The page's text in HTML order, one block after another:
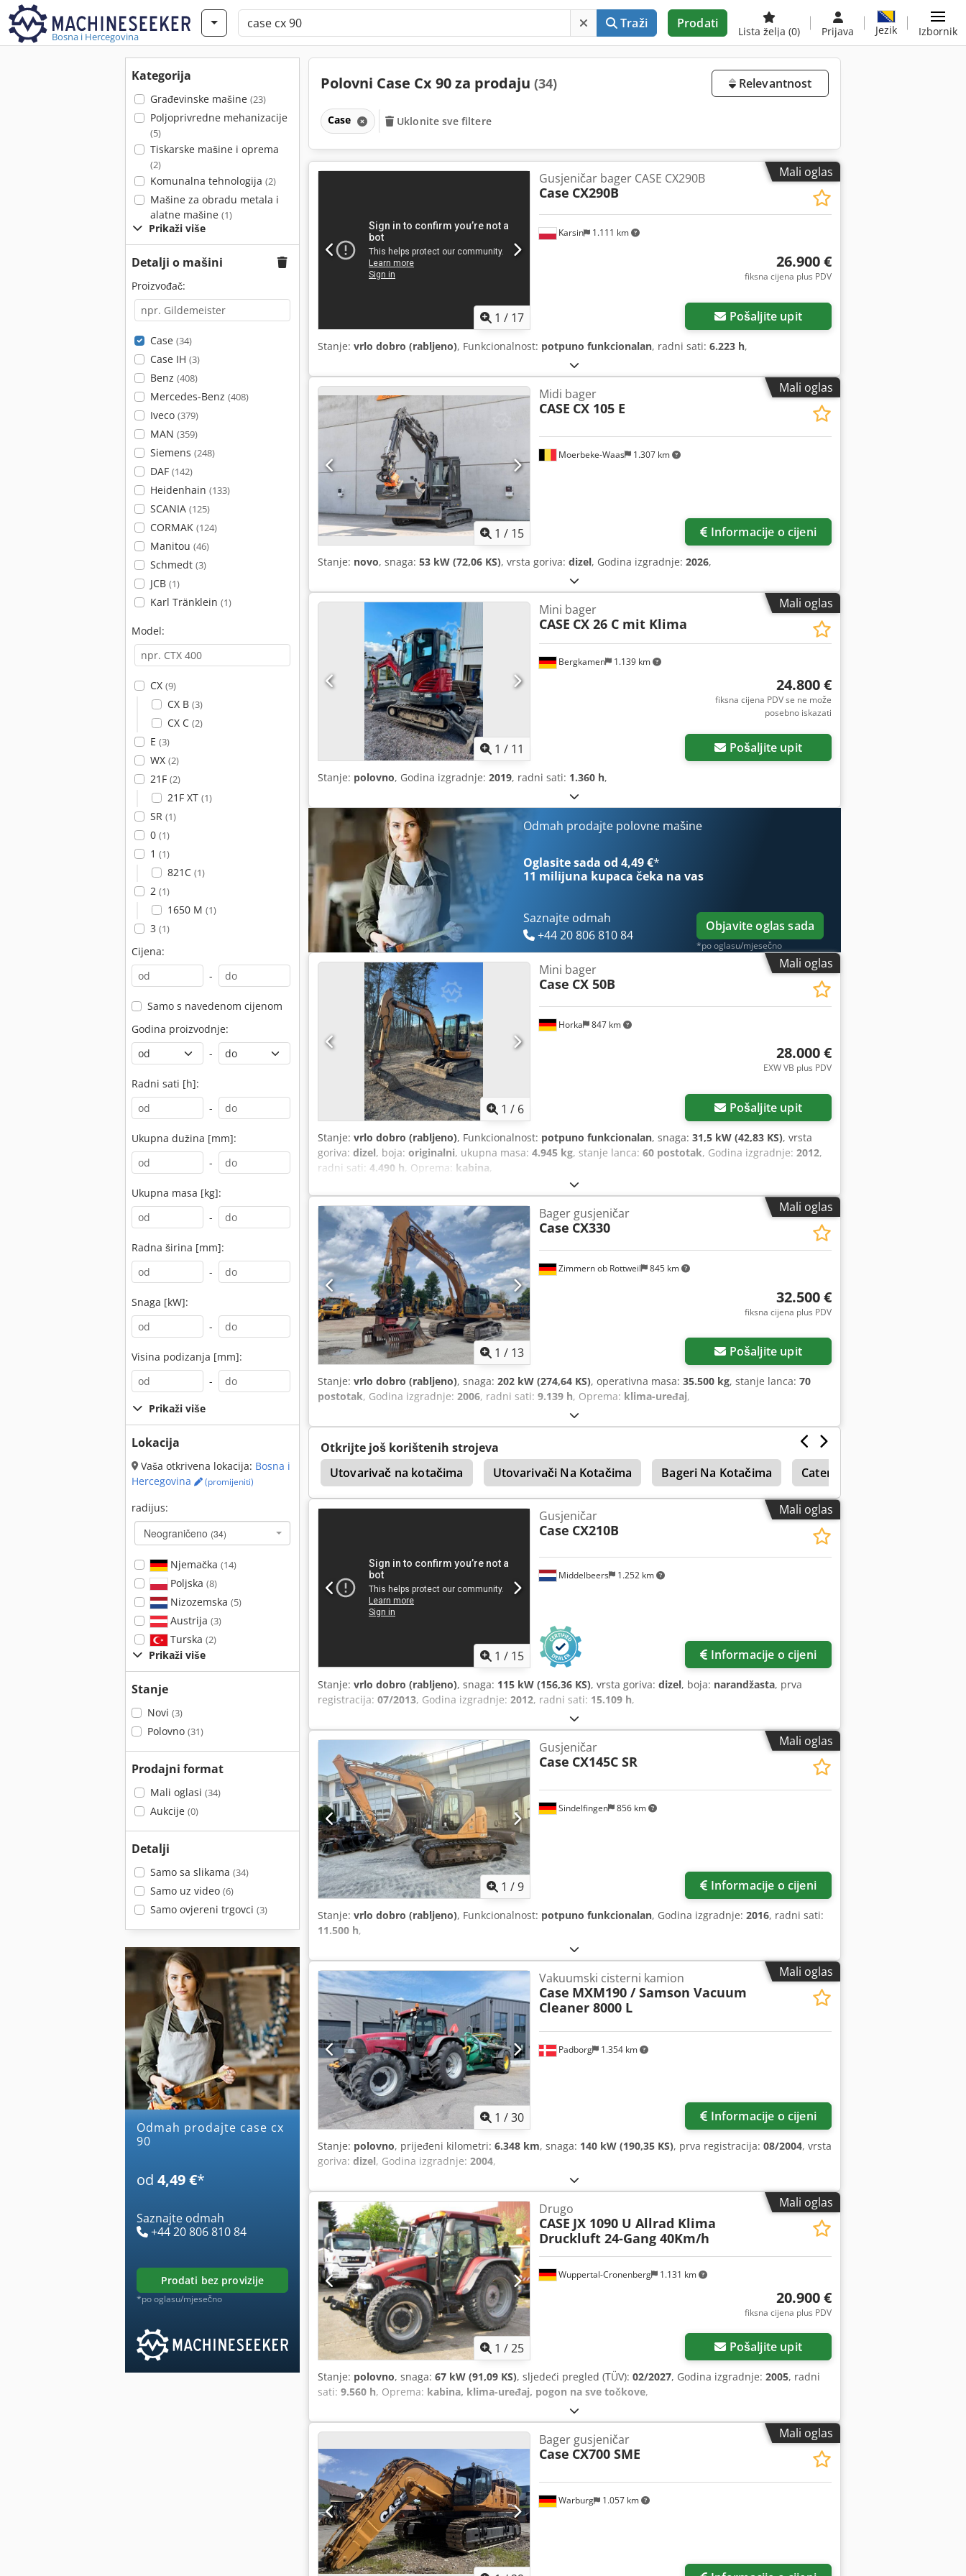
Bosna i Hercegovina
Traži Prodati
Lista želja (0) Prijava Jezik Izbornik
Kategorija
Građevinske mašine (23)
Poljoprivredne mehanizacije
(5)
Tiskarske mašine i oprema
(2)
Komunalna tehnologija (2)
Mašine za obradu metala i
alatne mašine (1)
Prikaži više
Detalji o mašini
Proizvođač:
Case (34)
Case IH (3)
Benz (408)
Mercedes-Benz (408)
Iveco (379)
MAN (359)
Siemens (248)
DAF (142)
Heidenhain (133)
SCANIA (125)
CORMAK (124)
Manitou (46)
Schmedt (3)
JCB (1)
Karl Tränklein (1)
Model:
CX (9)
CX B (3)
CX C (2)
E (3)
WX (2)
21F (2)
21F XT (1)
SR (1)
0 (1)
1 (1)
821C (1)
2 (1)
1650 M (1)
3 (1)
Cijena:
-
Samo s navedenom cijenom
Godina proizvodnje:
-
Radni sati [h]:
-
Ukupna dužina [mm]:
-
Ukupna masa [kg]:
-
Radna širina [mm]:
-
Snaga [kW]:
-
Visina podizanja [mm]:
-
Prikaži više
Lokacija
Vaša otkrivena lokacija: Bosna i
Hercegovina
(promijeniti)
radijus:
Neograničeno (34)
Njemačka (14)
Poljska (8)
Nizozemska (5)
Austrija (3)
Turska (2)
Prikaži više
Stanje
Novi (3)
Polovno (31)
Prodajni format
Mali oglasi (34)
Aukcije (0)
Detalji
Samo sa slikama (34)
Samo uz video (6)
Samo ovjereni trgovci (3)
Odmah prodajte case cx
90
od 4,49 €*
Saznajte odmah
+44 20 806 810 84
prodati bez provizije
*po oglasu/mjesečno
Polovni Case Cx 90 za prodaju (34) Relevantnost
Case Uklonite sve filtere
Mali oglas
1 / 17
Karsin 1.111 km
Gusjeničar bager CASE CX290B
Case CX290B
26.900 €
fiksna cijena plus PDV
Pošaljite upit
Stanje: vrlo dobro (rabljeno), Funkcionalnost: potpuno funkcionalan, radni sati: 6.223 h,
Mali oglas
1 / 15
Moerbeke-Waas 1.307 km
Midi bager
CASE CX 105 E
Informacije o cijeni
Stanje: novo, snaga: 53 kW (72,06 KS), vrsta goriva: dizel, Godina izgradnje: 2026,
Mali oglas
1 / 11
Bergkamen 1.139 km
Mini bager
CASE CX 26 C mit Klima
24.800 €
fiksna cijena PDV se ne može
posebno iskazati
Pošaljite upit
Stanje: polovno, Godina izgradnje: 2019, radni sati: 1.360 h,
Odmah prodajte polovne mašine
Oglasite sada od 4,49 €*
11 milijuna kupaca čeka na vas
Saznajte odmah
+44 20 806 810 84
Objavite oglas sada
*po oglasu/mjesečno
Mali oglas
1 / 6
Horka 847 km
Mini bager
Case CX 50B
28.000 €
EXW VB plus PDV
Pošaljite upit
Stanje: vrlo dobro (rabljeno), Funkcionalnost: potpuno funkcionalan, snaga: 31,5 kW (42,83 KS), vrsta
goriva: dizel, boja: originalni, ukupna masa: 4.945 kg, stanje lanca: 60 postotak, Godina izgradnje: 2012,
radni sati: 4.490 h, Oprema: kabina,
Mali oglas
1 / 13
Zimmern ob Rottweil 845 km
Bager gusjeničar
Case CX330
32.500 €
fiksna cijena plus PDV
Pošaljite upit
Stanje: vrlo dobro (rabljeno), snaga: 202 kW (274,64 KS), operativna masa: 35.500 kg, stanje lanca: 70
postotak, Godina izgradnje: 2006, radni sati: 9.139 h, Oprema: klima-uređaj,
Otkrijte još korištenih strojeva
Utovarivač na kotačima
Utovarivači Na Kotačima Bageri Na Kotačima Caterpillar 229
Hyundai Neuson 1404
Mali oglas
1 / 15
Middelbeers 1.252 km
Gusjeničar
Case CX210B
Informacije o cijeni
Stanje: vrlo dobro (rabljeno), snaga: 115 kW (156,36 KS), vrsta goriva: dizel, boja: narandžasta, prva
registracija: 07/2013, Godina izgradnje: 2012, radni sati: 15.109 h,
Mali oglas
1 /9
Sindelfingen 856 km
Gusjeničar
Case CX145C SR
Informacije o cijeni
Stanje: vrlo dobro (rabljeno), Funkcionalnost: potpuno funkcionalan, Godina izgradnje: 2016, radni sati:
11.500 h,
Mali oglas
1 /30
Padborg 1.354 km
Vakuumski cisterni kamion
Case MXM190 / Samson Vacuum
Cleaner 8000 L
Informacije o cijeni
Stanje: polovno, prijeđeni kilometri: 6.348 km, snaga: 140 kW (190,35 KS), prva registracija: 08/2004, vrsta
goriva: dizel, Godina izgradnje: 2004,
Mali oglas
1 /25
Wuppertal-Cronenberg 1.131 km
Drugo
CASE JX 1090 U Allrad Klima
Druckluft 24-Gang 40Km/h
20.900 €
fiksna cijena plus PDV
Pošaljite upit
Stanje: polovno, snaga: 67 kW (91,09 KS), sljedeći pregled (TÜV): 02/2027, Godina izgradnje: 2005, radni
sati: 9.560 h, Oprema: kabina, klima-uređaj, pogon na sve točkove,
Mali oglas
Warburg 1.057 km
Bager gusjeničar
Case CX700 SME